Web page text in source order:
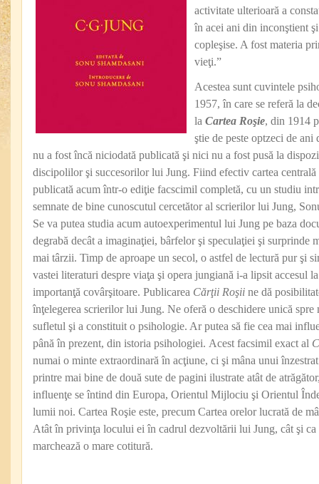
activitate ulterioară a
în acei ani din inconştient
copleşise. A fost materia
vieţi.”
Acestea sunt cuvintele
1957, în care se referă la
la Cartea Roşie, din 1914
ştie de peste optzeci de ani
nu a fost încă niciodată publicată şi nici nu a fost pusă la
discipolilor şi succesorilor lui Jung. Fiind efectiv cartea centrală
publicată acum într-o ediţie facscimil completă, cu un studiu
semnate de bine cunoscutul cercetător al scrierilor lui Jung,
Se va putea studia acum autoexperimentul lui Jung pe baza
degrabă decât a imaginaţiei, bârfelor şi speculaţiei şi surprinde
mai târzii. Timp de aproape un secol, o astfel de lectură pur şi
vastei literaturi despre viaţa şi opera jungiană i-a lipsit accesul
importanţă covârşitoare. Publicarea Cărţii Roşii ne dă
înţelegerea scrierilor lui Jung. Ne oferă o deschidere unică spre
sufletul şi a constituit o psihologie. Ar putea să fie cea mai
până în prezent, din istoria psihologiei. Acest facsimil exact al
numai o minte extraordinară în acţiune, ci şi mâna unui
printre mai bine de două sute de pagini ilustrate atât de
influenţe se întind din Europa, Orientul Mijlociu şi Orientul
lumii noi. Cartea Roşie este, precum Cartea orelor lucrată de
Atât în privinţa locului ei în cadrul dezvoltării lui Jung, cât şi ca
marchează o mare cotitură.